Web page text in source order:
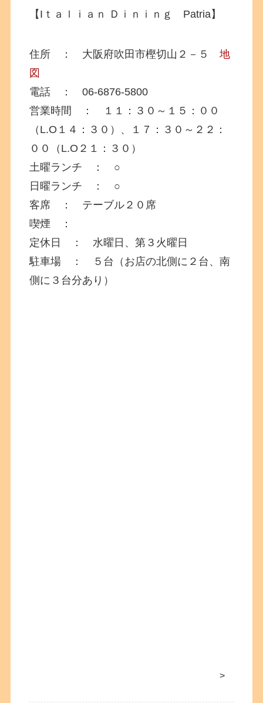
【Iｔａｌｉａｎ Ｄｉｎｉｎｇ Patria】
住所 ： 大阪府吹田市樫切山２－５地
図
電話 ： 06-6876-5800
営業時間 ： １１：３０～１５：００
（L.O１４：３０）、１７：３０～２２：
００（L.O２１：３０）
土曜ランチ ： ○
日曜ランチ ： ○
客席 ： テーブル２０席
喫煙 ：
定休日 ： 水曜日、第３火曜日
駐車場 ： ５台（お店の北側に２台、南
側に３台分あり）
>